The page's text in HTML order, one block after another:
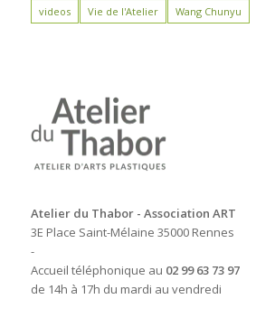
videos
Vie de l'Atelier Wang Chunyu
Atelier du Thabor - Association ART
3E Place Saint-Mélaine 35000 Rennes
-
Accueil téléphonique au 02 99 63 73 97
de 14h à 17h du mardi au vendredi